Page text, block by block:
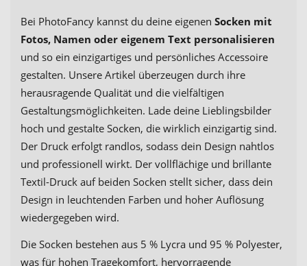
Bei PhotoFancy kannst du deine eigenen Socken mit
Fotos, Namen oder eigenem Text personalisieren
und so ein einzigartiges und persönliches Accessoire
gestalten. Unsere Artikel überzeugen durch ihre
herausragende Qualität und die vielfältigen
Gestaltungsmöglichkeiten. Lade deine Lieblingsbilder
hoch und gestalte Socken, die wirklich einzigartig sind.
Der Druck erfolgt randlos, sodass dein Design nahtlos
und professionell wirkt. Der vollflächige und brillante
Textil-Druck auf beiden Socken stellt sicher, dass dein
Design in leuchtenden Farben und hoher Auflösung
wiedergegeben wird.
Die Socken bestehen aus 5 % Lycra und 95 % Polyester,
was für hohen Tragekomfort, hervorragende